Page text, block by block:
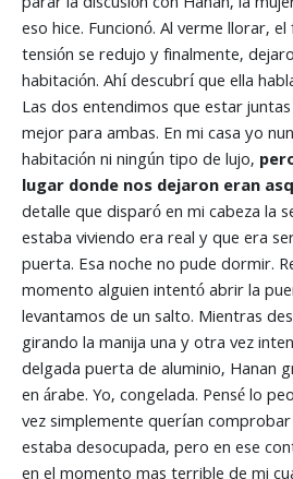
eso hice. Funcionó. Al verme llorar,
tensión se redujo y finalmente,
habitación. Ahí descubrí que ella
Las dos entendimos que estar
mejor para ambas. En mi casa yo
habitación ni ningún tipo de lujo,
lugar donde nos dejaron eran
detalle que disparó en mi cabeza la
estaba viviendo era real y que era
puerta. Esa noche no pude dormir.
momento alguien intentó abrir la
levantamos de un salto. Mientras
girando la manija una y otra vez
delgada puerta de aluminio, Hanan
en árabe. Yo, congelada. Pensé lo
vez simplemente querían
estaba desocupada, pero en ese